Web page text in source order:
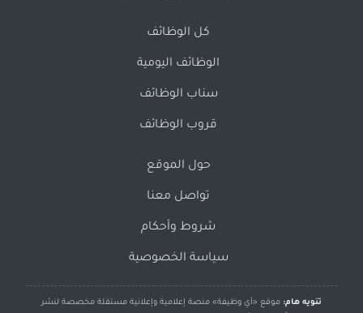
كل الوظائف
الوظائف اليومية
سناب الوظائف
قروب الوظائف
حول الموقع
تواصل معنا
شروط وأحكام
سياسة الخصوصية
تنويه هام: موقع «أي وظيفة» منصة إعلامية وإعلانية مستقلة مخصصة لنشر